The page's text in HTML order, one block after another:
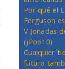
Por qué el
Ferguson
V Jonadas
(jPod10)
Cualquier
futuro